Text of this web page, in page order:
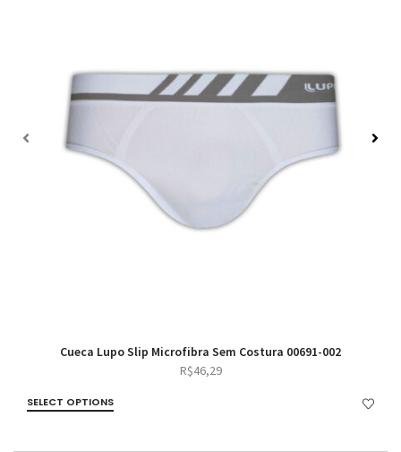
Cueca Lupo Slip Microfibra Sem Costura 00691-002
R$46,29
SELECT OPTIONS